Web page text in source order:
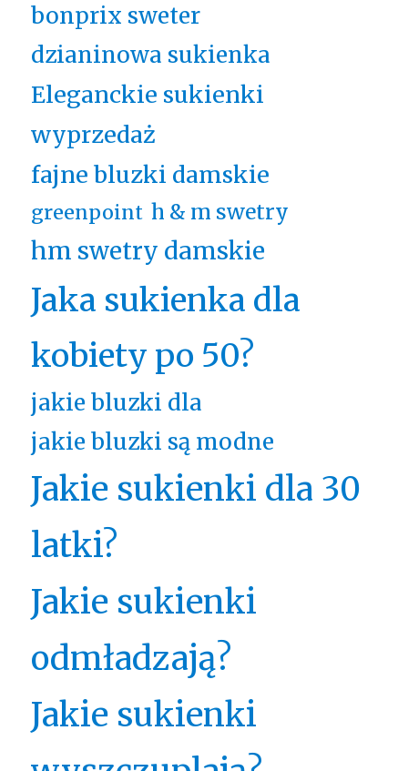
bonprix sweter
dzianinowa sukienka
Eleganckie sukienki
wyprzedaż
fajne bluzki damskie
greenpoint h & m swetry
hm swetry damskie
Jaka sukienka dla
kobiety po 50?
jakie bluzki dla
jakie bluzki są modne
Jakie sukienki dla 30
latki?
Jakie sukienki
odmładzają?
Jakie sukienki